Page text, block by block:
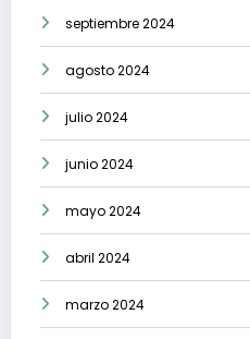
septiembre 2024
agosto 2024
julio 2024
junio 2024
mayo 2024
abril 2024
marzo 2024